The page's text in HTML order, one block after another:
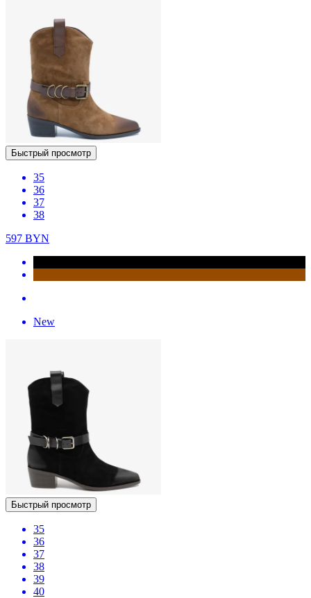
Быстрый просмотр
35
36
37
38
597 BYN
New
Быстрый просмотр
35
36
37
38
39
40